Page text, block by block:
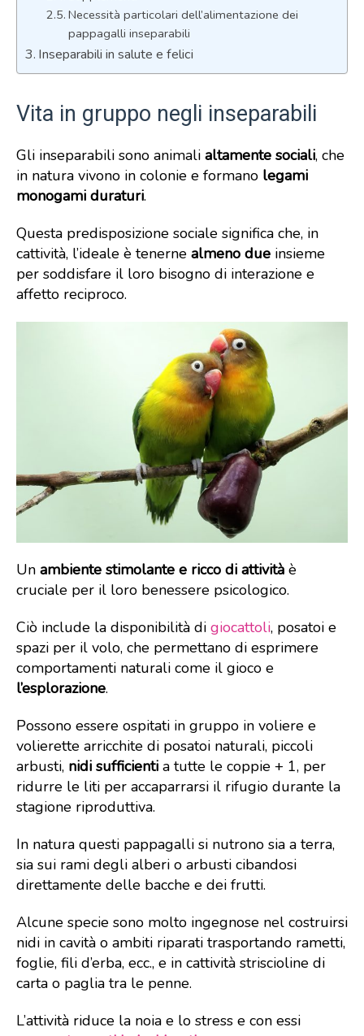
Necessità particolari dell’alimentazione dei
pappagalli inseparabili
Inseparabili in salute e felici
Vita in gruppo negli inseparabili
Gli inseparabili sono animali altamente sociali, che
in natura vivono in colonie e formano legami
monogami duraturi.
Questa predisposizione sociale significa che, in
cattività, l’ideale è tenerne almeno due insieme
per soddisfare il loro bisogno di interazione e
affetto reciproco.
Un ambiente stimolante e ricco di attività è
cruciale per il loro benessere psicologico.
Ciò include la disponibilità di giocattoli, posatoi e
spazi per il volo, che permettano di esprimere
comportamenti naturali come il gioco e
l’esplorazione.
Possono essere ospitati in gruppo in voliere e
volierette arricchite di posatoi naturali, piccoli
arbusti, nidi sufficienti a tutte le coppie + 1, per
ridurre le liti per accaparrarsi il rifugio durante la
stagione riproduttiva.
In natura questi pappagalli si nutrono sia a terra,
sia sui rami degli alberi o arbusti cibandosi
direttamente delle bacche e dei frutti.
Alcune specie sono molto ingegnose nel costruirsi
nidi in cavità o ambiti riparati trasportando rametti,
foglie, fili d’erba, ecc., e in cattività striscioline di
carta o paglia tra le penne.
L’attività riduce la noia e lo stress e con essi